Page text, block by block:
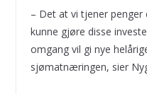
– Det at vi tjener penger
kunne gjøre disse
omgang vil gi nye
sjømatnæringen, sier